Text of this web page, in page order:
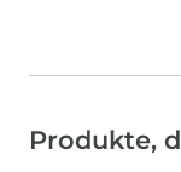
Produkte,